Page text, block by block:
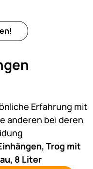
Erfahrung mit
anderen bei deren
Trog mit
8 Liter